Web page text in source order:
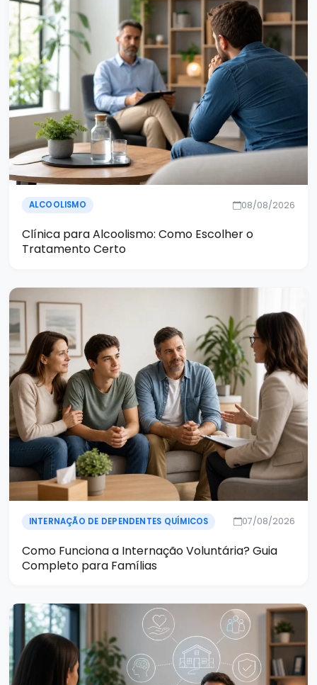
ALCOOLISMO 08/08/2026
Clínica para Alcoolismo: Como Escolher o
Tratamento Certo
INTERNAÇÃO DE DEPENDENTES QUÍMICOS 07/08/2026
Como Funciona a Internação Voluntária? Guia
Completo para Famílias